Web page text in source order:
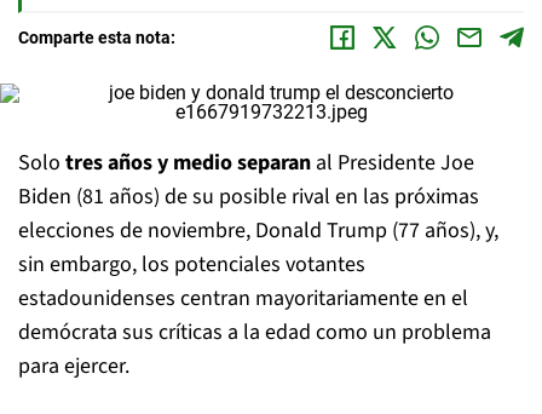
Comparte esta nota:
Solo tres años y medio separan al Presidente Joe
Biden (81 años) de su posible rival en las próximas
elecciones de noviembre, Donald Trump (77 años), y,
sin embargo, los potenciales votantes
estadounidenses centran mayoritariamente en el
demócrata sus críticas a la edad como un problema
para ejercer.